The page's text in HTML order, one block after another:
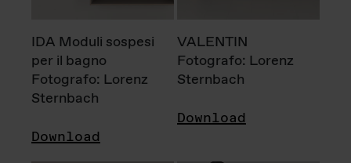
IDA Moduli sospesi
per il bagno
Fotografo: Lorenz
Sternbach
Download
VALENTIN
Fotografo: Lorenz
Sternbach
Download